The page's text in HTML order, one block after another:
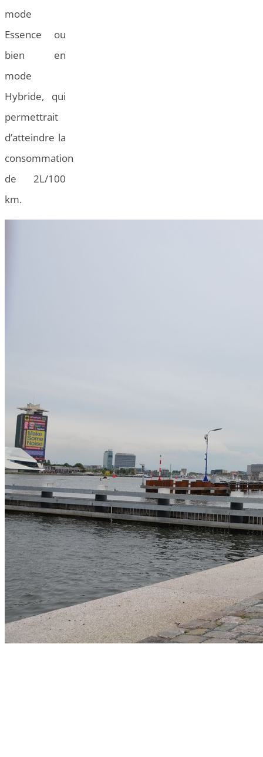
mode
Essence ou
bien en
mode
Hybride, qui
permettrait
d’atteindre la
consommation
de 2L/100
km.